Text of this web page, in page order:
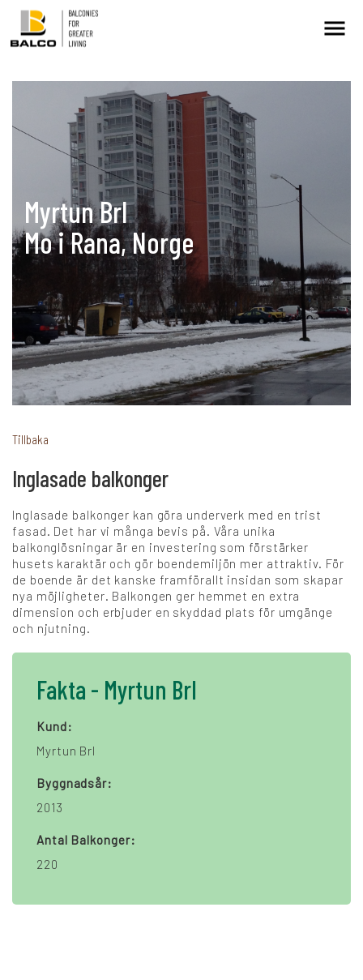
Kontakt/Service Intresseanmälan
Balkongrenovering
Hållbarhet
Referenser
Nyheter
+
Språk:
SV DK NO FI DE
NL UK CH PL
Myrtun Brl
Mo i Rana, Norge
Tillbaka
Inglasade balkonger
Inglasade balkonger kan göra underverk med en trist
fasad. Det har vi många bevis på. Våra unika
balkonglösningar är en investering som förstärker
husets karaktär och gör boendemiljön mer attraktiv. För
de boende är det kanske framförallt insidan som skapar
nya möjligheter. Balkongen ger hemmet en extra
dimension och erbjuder en skyddad plats för umgänge
och njutning.
Fakta - Myrtun Brl
Kund:
Myrtun Brl
Byggnadsår:
2013
Antal Balkonger:
220